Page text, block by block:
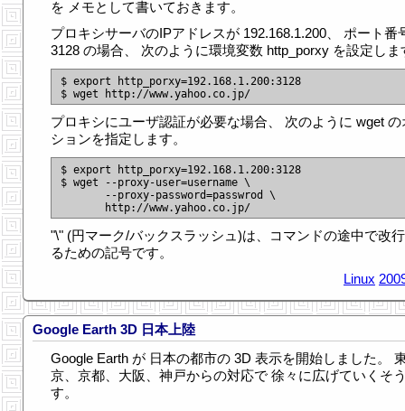
を メモとして書いておきます。
プロキシサーバのIPアドレスが 192.168.1.200、 ポート番
3128 の場合、 次のように環境変数 http_porxy を設定しま
$ export http_porxy=192.168.1.200:3128
プロキシにユーザ認証が必要な場合、 次のように wget の
ションを指定します。
$ export http_porxy=192.168.1.200:3128
$ wget --proxy-user=username \
       --proxy-password=passwrod \
"\" (円マーク/バックスラッシュ)は、コマンドの途中で改
るための記号です。
Linux
Google Earth 3D 日本上陸
Google Earth が 日本の都市の 3D 表示を開始しました。
京、京都、大阪、神戸からの対応で 徐々に広げていくそ
す。